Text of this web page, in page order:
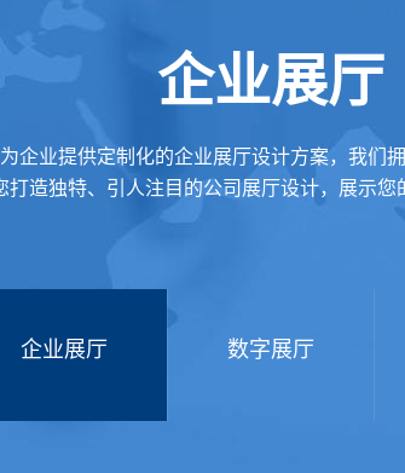
企业展厅
企业提供定制化的企业展厅设计方案，我们
打造独特、引人注目的公司展厅设计，展示您
企业展厅 数字展厅